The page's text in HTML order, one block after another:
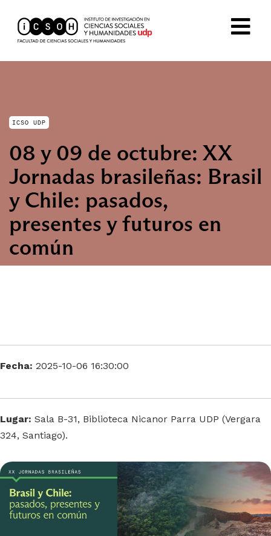
ICSO UDP
08 y 09 de octubre: XX
Jornadas brasileñas: Brasil
y Chile: pasados,
presentes y futuros en
común
Fecha: 2025-10-06 16:30:00
Lugar: Sala B-31, Biblioteca Nicanor Parra UDP (Vergara
324, Santiago).